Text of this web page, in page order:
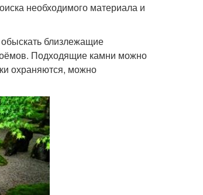
необходимого материала и
близлежащие
Подходящие камни можно
охраняются, можно